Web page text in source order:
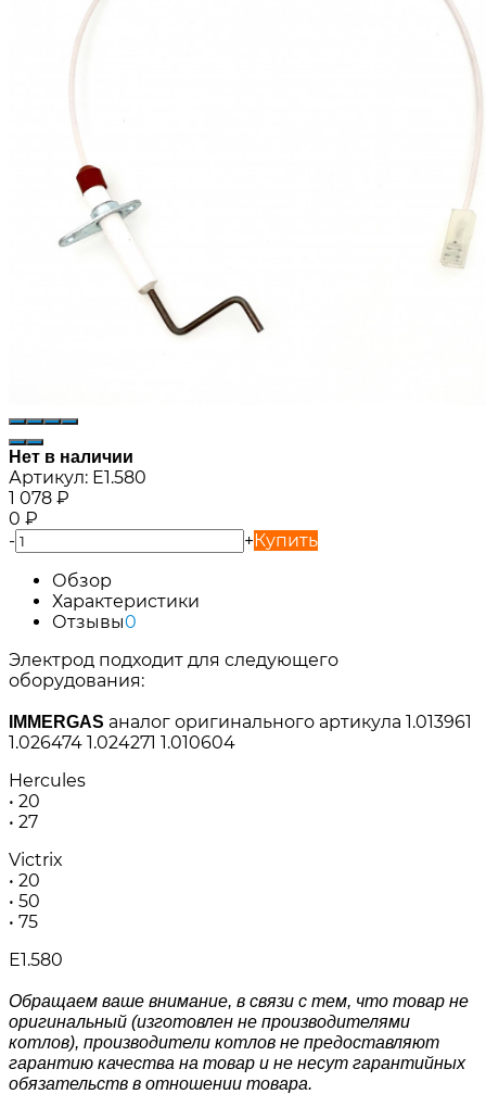
Нет в наличии
Артикул: E1.580
1 078 ₽
0 ₽
-
+Купить
Обзор
Характеристики
Отзывы0
Электрод подходит для следующего
оборудования:
IMMERGAS аналог оригинального артикула 1.013961
1.026474 1.024271 1.010604
Hercules
• 20
• 27
Victrix
• 20
• 50
• 75
Е1.580
Обращаем ваше внимание, в связи с тем, что товар не
оригинальный (изготовлен не производителями
котлов), производители котлов не предоставляют
гарантию качества на товар и не несут гарантийных
обязательств в отношении товара.